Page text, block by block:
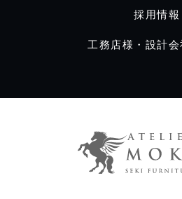
採用情報
工務店様・設計